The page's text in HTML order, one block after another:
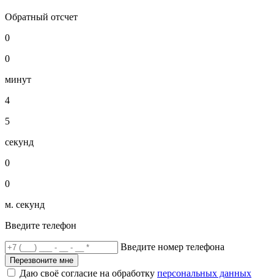
Обратный отсчет
0
0
минут
4
5
секунд
0
0
м. секунд
Введите телефон
Введите номер телефона
Перезвоните мне
Даю своё согласие на обработку персональных данных